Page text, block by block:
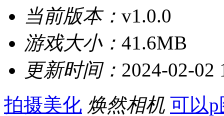
当前版本： v1.0.0
游戏大小： 41.6MB
更新时间： 2024-02-02
拍摄美化 焕然相机 可以